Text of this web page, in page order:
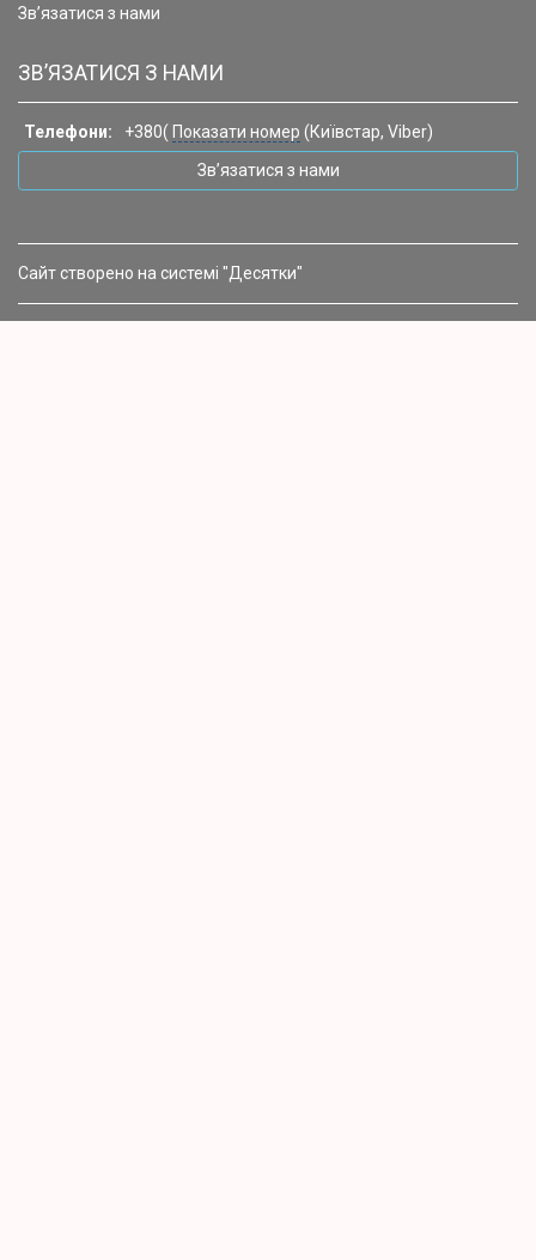
Зв’язатися з нами
ЗВ’ЯЗАТИСЯ З НАМИ
Телефони: +380( Показати номер (Київстар, Viber)
Зв’язатися з нами
Сайт створено на системі "Десятки"